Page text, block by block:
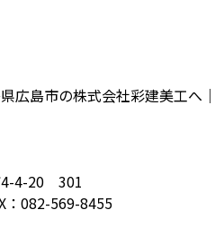
広島市の株式会社彩建美工へ｜
4-4-20 301
082-569-8455